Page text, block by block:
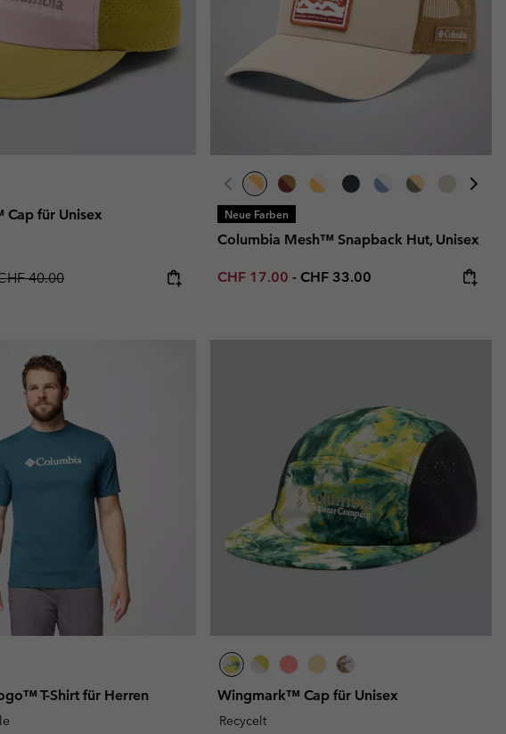
für Unisex
price:
40.00
Neue Farben
Columbia Mesh™ Snapback Hut, Unisex
Minimum sale price:
CHF 17.00 - Maximum price:
CHF 33.00
T-Shirt für Herren Wingmark™ Cap für Unisex
Recycelt